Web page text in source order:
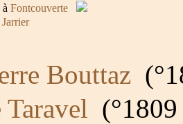
Fontcouverte
Jarrier
Bouttaz